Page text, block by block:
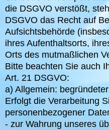
die DSGVO verstößt,
DSGVO das Recht auf
Aufsichtsbehörde
ihres Aufenthaltsorts,
Orts des mutmaßlichen
Bitte beachten Sie auch
Art. 21 DSGVO:
a) Allgemein:
Erfolgt die Verarbeitung
personenbezogener
- zur Wahrung unseres